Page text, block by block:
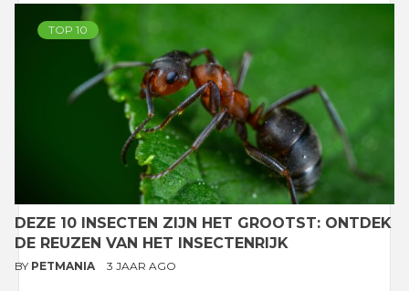
TOP 10
DEZE 10 INSECTEN ZIJN HET GROOTST: ONTDEK
DE REUZEN VAN HET INSECTENRIJK
BY PETMANIA 3 JAAR AGO